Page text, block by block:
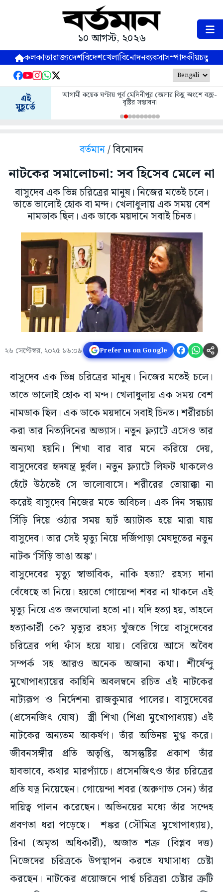
১০ আগস্ট, ২০২৬
কলকাতারাজ্যদেশবিদেশখেলাবিনোদনব্যবসাসম্পাদকীয়
এই
মুহূর্তে
আগামী কয়েক ঘণ্টায় পূর্ব মেদিনীপুর জেলার কিছু অংশে বজ্র-
বৃষ্টির সম্ভাবনা
বর্তমান/ বিনোদন
নাটকের সমালোচনা: সব হিসেব মেলে না
বাসুদেব এক ভিন্ন চরিত্রের মানুষ। নিজের মতেই চলে।
তাতে ভালোই হোক বা মন্দ। খেলাধুলায় এক সময় বেশ
নামডাক ছিল। এক ডাকে ময়দানে সবাই চিনত।
২৬ সেপ্টেম্বর, ২০২৫ ১৬:০৯ Prefer us on Google
বাসুদেব এক ভিন্ন চরিত্রের মানুষ। নিজের মতেই চলে।
তাতে ভালোই হোক বা মন্দ। খেলাধুলায় এক সময় বেশ
নামডাক ছিল। এক ডাকে ময়দানে সবাই চিনত। শরীরচর্চা
করা তার নিত্যদিনের অভ্যাস। নতুন ফ্ল্যাটে এসেও তার
অন্যথা হয়নি। শিখা বার বার মনে করিয়ে দেয়,
বাসুদেবের হৃদযন্ত্র দুর্বল। নতুন ফ্ল্যাটে লিফট থাকলেও
হেঁটে উঠতেই সে ভালোবাসে। শরীরের তোয়াক্কা না
করেই বাসুদেব নিজের মতে অবিচল। এক দিন সন্ধ্যায়
সিঁড়ি দিয়ে ওঠার সময় হার্ট অ্যাটাক হয়ে মারা যায়
বাসুদেব। তার সেই মৃত্যু নিয়ে দর্জিপাড়া মেঘদূতের নতুন
নাটক ‘সিঁড়ি ভাঙা অঙ্ক’।
বাসুদেবের মৃত্যু স্বাভাবিক, নাকি হত্যা? রহস্য দানা
বেঁধেছে তা নিয়ে। হয়তো গোয়েন্দা শবর না থাকলে এই
মৃত্যু নিয়ে এত জলঘোলা হতো না। যদি হত্যা হয়, তাহলে
হত্যাকারী কে? মৃত্যুর রহস্য খুঁজতে গিয়ে বাসুদেবের
চরিত্রের পর্দা ফাঁস হয়ে যায়। বেরিয়ে আসে অবৈধ
সম্পর্ক সহ আরও অনেক অজানা কথা। শীর্ষেন্দু
মুখোপাধ্যায়ের কাহিনি অবলম্বনে রচিত এই নাটকের
নাট্যরূপ ও নির্দেশনা রাজকুমার পালের। বাসুদেবের
(প্রসেনজিৎ ঘোষ) স্ত্রী শিখা (শিপ্রা মুখোপাধ্যায়) এই
নাটকের অন্যতম আকর্ষণ। তাঁর অভিনয় মুগ্ধ করে।
জীবনসঙ্গীর প্রতি অতৃপ্তি, অসন্তুষ্টির প্রকাশ তাঁর
হাবভাবে, কথার মারপ্যাঁচে। প্রসেনজিৎও তাঁর চরিত্রের
প্রতি যত্ন নিয়েছেন। গোয়েন্দা শবর (অরুণাভ সেন) তাঁর
দায়িত্ব পালন করেছেন। অভিনয়ের মধ্যে তাঁর সন্দেহ
প্রবণতা ধরা পড়েছে। শঙ্কর (সৌমিত্র মুখোপাধ্যায়),
রিনা (অমৃতা অধিকারী), অজাত শত্রু (বিপ্লব দত্ত)
নিজেদের চরিত্রকে উপস্থাপন করতে যথাসাধ্য চেষ্টা
করছেন। নাটকের প্রয়োজনে পার্শ্ব চরিত্ররা চেষ্টার ত্রুটি